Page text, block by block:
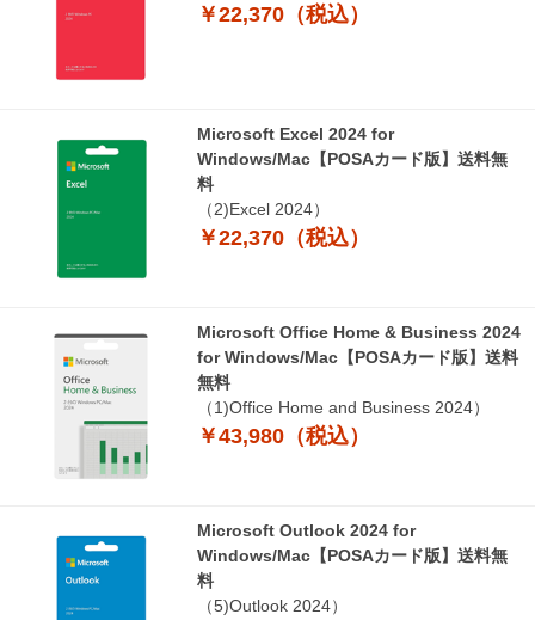
￥22,370（税込）
Microsoft Excel 2024 for
Windows/Mac【POSAカード版】送料無
料
（2)Excel 2024）
￥22,370（税込）
Microsoft Office Home & Business 2024
for Windows/Mac【POSAカード版】送料
無料
（1)Office Home and Business 2024）
￥43,980（税込）
Microsoft Outlook 2024 for
Windows/Mac【POSAカード版】送料無
料
（5)Outlook 2024）